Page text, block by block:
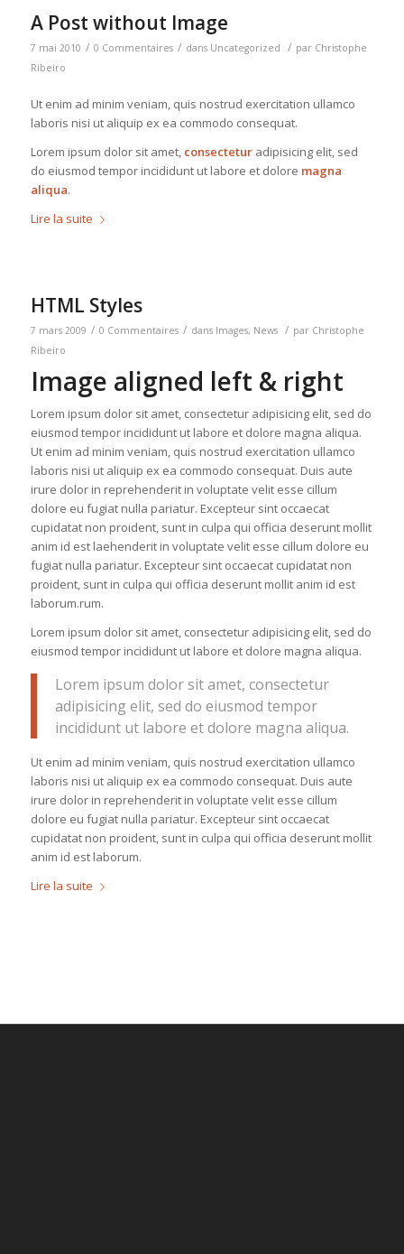
A Post without Image
7 mai 2010 / 0 Commentaires / dans Uncategorized / par Christophe
Ribeiro
Ut enim ad minim veniam, quis nostrud exercitation ullamco
laboris nisi ut aliquip ex ea commodo consequat.
Lorem ipsum dolor sit amet, consecteturadipisicing elit, sed
do eiusmod tempor incididunt ut labore et dolore magna
aliqua.
Lire la suite
HTML Styles
7 mars 2009 / 0 Commentaires / dans Images, News / par Christophe
Ribeiro
Image aligned left & right
Lorem ipsum dolor sit amet, consectetur adipisicing elit, sed do
eiusmod tempor incididunt ut labore et dolore magna aliqua.
Ut enim ad minim veniam, quis nostrud exercitation ullamco
laboris nisi ut aliquip ex ea commodo consequat. Duis aute
irure dolor in reprehenderit in voluptate velit esse cillum
dolore eu fugiat nulla pariatur. Excepteur sint occaecat
cupidatat non proident, sunt in culpa qui officia deserunt mollit
anim id est laehenderit in voluptate velit esse cillum dolore eu
fugiat nulla pariatur. Excepteur sint occaecat cupidatat non
proident, sunt in culpa qui officia deserunt mollit anim id est
laborum.rum.
Lorem ipsum dolor sit amet, consectetur adipisicing elit, sed do
eiusmod tempor incididunt ut labore et dolore magna aliqua.
Lorem ipsum dolor sit amet, consectetur
adipisicing elit, sed do eiusmod tempor
incididunt ut labore et dolore magna aliqua.
Ut enim ad minim veniam, quis nostrud exercitation ullamco
laboris nisi ut aliquip ex ea commodo consequat. Duis aute
irure dolor in reprehenderit in voluptate velit esse cillum
dolore eu fugiat nulla pariatur. Excepteur sint occaecat
cupidatat non proident, sunt in culpa qui officia deserunt mollit
anim id est laborum.
Lire la suite